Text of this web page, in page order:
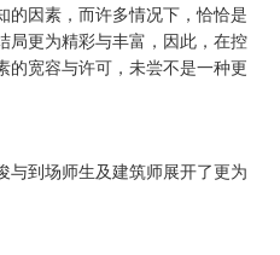
的因素，而许多情况下，恰恰是
局更为精彩与丰富，因此，在控
的宽容与许可，未尝不是一种更
与到场师生及建筑师展开了更为